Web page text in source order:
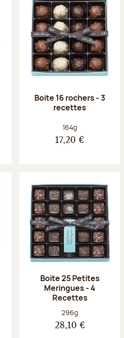
Boite 16 rochers - 3
recettes
Poids net :
164g
17,20 €
Boite 25 Petites
Meringues - 4
Recettes
Poids net :
296g
28,10 €